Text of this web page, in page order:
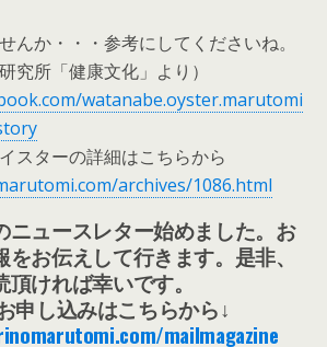
んか・・・参考にしてくださいね。
究所「健康文化」より）
watanabe.oyster.marutomi
スターの詳細はこちらから
archives/1086.html
ニュースレター始めました。お
お伝えして行きます。是非、
頂ければ幸いです。
申し込みはこちらから↓
mailmagazine